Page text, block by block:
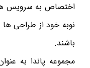
اختصاص به سرویس
نوبه خود از طراحی
باشند.
مجموعه پاندا به